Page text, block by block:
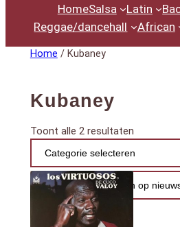
HomeSalsa Latin
Reggae/dancehall
African
Home / Kubaney
Kubaney
Toont alle 2 resultatenGesorteerd
nieuwste